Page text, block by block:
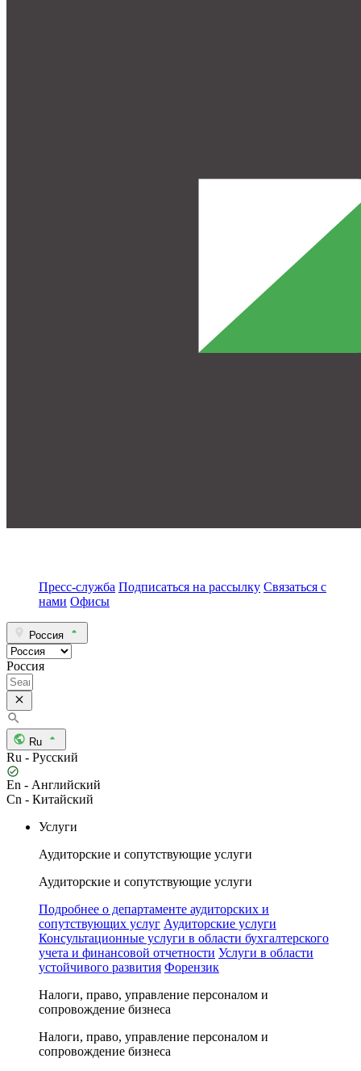
Пресс-служба Подписаться на рассылку Связаться с
нами Офисы
Россия
Россия
Ru
Ru - Русский
En - Английский
Cn - Китайский
Услуги
Аудиторские и сопутствующие услуги
Аудиторские и сопутствующие услуги
Подробнее о департаменте аудиторских и
сопутствующих услуг Аудиторские услуги
Консультационные услуги в области бухгалтерского
учета и финансовой отчетности Услуги в области
устойчивого развития Форензик
Налоги, право, управление персоналом и
сопровождение бизнеса
Налоги, право, управление персоналом и
сопровождение бизнеса